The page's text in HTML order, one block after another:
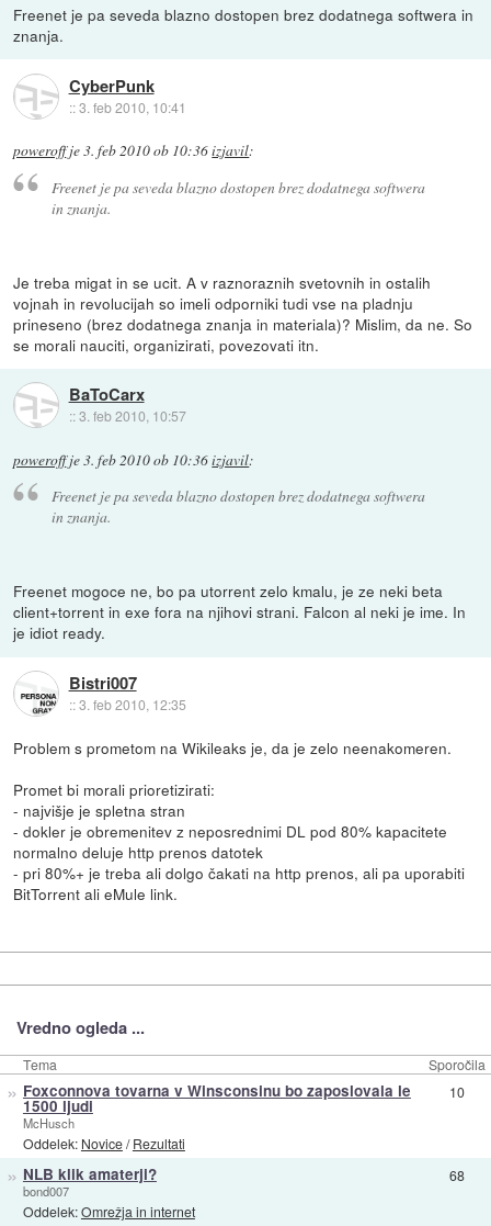
Freenet je pa seveda blazno dostopen brez dodatnega softwera in
znanja.
CyberPunk
::3. feb 2010, 10:41
poweroffje3. feb 2010 ob 10:36izjavil:
Freenet je pa seveda blazno dostopen brez dodatnega softwera
in znanja.
Je treba migat in se ucit. A v raznoraznih svetovnih in ostalih
vojnah in revolucijah so imeli odporniki tudi vse na pladnju
prineseno (brez dodatnega znanja in materiala)? Mislim, da ne. So
se morali nauciti, organizirati, povezovati itn.
BaToCarx
::3. feb 2010, 10:57
poweroffje3. feb 2010 ob 10:36izjavil:
Freenet je pa seveda blazno dostopen brez dodatnega softwera
in znanja.
Freenet mogoce ne, bo pa utorrent zelo kmalu, je ze neki beta
client+torrent in exe fora na njihovi strani. Falcon al neki je ime. In
je idiot ready.
Bistri007
::3. feb 2010, 12:35
Problem s prometom na Wikileaks je, da je zelo neenakomeren.
Promet bi morali prioretizirati:
- najvišje je spletna stran
- dokler je obremenitev z neposrednimi DL pod 80% kapacitete
normalno deluje http prenos datotek
- pri 80%+ je treba ali dolgo čakati na http prenos, ali pa uporabiti
BitTorrent ali eMule link.
Vredno ogleda ...
Tema Sporočila
» Foxconnova tovarna v Winsconsinu bo zaposlovala le
1500 ljudi
McHusch
Oddelek: Novice/Rezultati
10
» NLB klik amaterji?
bond007
Oddelek:Omrežja in internet
68